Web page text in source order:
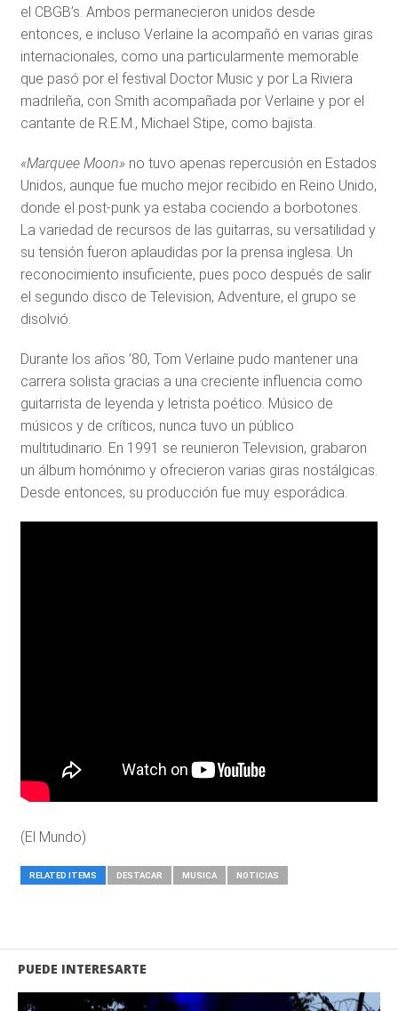
el CBGB’s. Ambos permanecieron unidos desde
entonces, e incluso Verlaine la acompañó en varias giras
internacionales, como una particularmente memorable
que pasó por el festival Doctor Music y por La Riviera
madrileña, con Smith acompañada por Verlaine y por el
cantante de R.E.M., Michael Stipe, como bajista.
«Marquee Moon»no tuvo apenas repercusión en Estados
Unidos, aunque fue mucho mejor recibido en Reino Unido,
donde el post-punk ya estaba cociendo a borbotones.
La variedad de recursos de las guitarras, su versatilidad y
su tensión fueron aplaudidas por la prensa inglesa. Un
reconocimiento insuficiente, pues poco después de salir
el segundo disco de Television, Adventure, el grupo se
disolvió.
Durante los años ’80, Tom Verlaine pudo mantener una
carrera solista gracias a una creciente influencia como
guitarrista de leyenda y letrista poético. Músico de
músicos y de críticos, nunca tuvo un público
multitudinario. En 1991 se reunieron Television, grabaron
un álbum homónimo y ofrecieron varias giras nostálgicas.
Desde entonces, su producción fue muy esporádica.
(El Mundo)
RELATED ITEMS DESTACAR MUSICA NOTICIAS
PUEDE INTERESARTE